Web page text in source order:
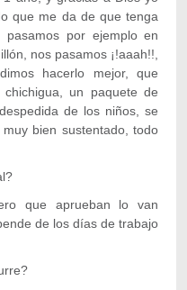
que me da de que tenga
por ejemplo en
nos pasamos ¡!aaah!!,
hacerlo mejor, que
un paquete de
de los niños, se
bien sustentado, todo
que aprueban lo van
de los días de trabajo